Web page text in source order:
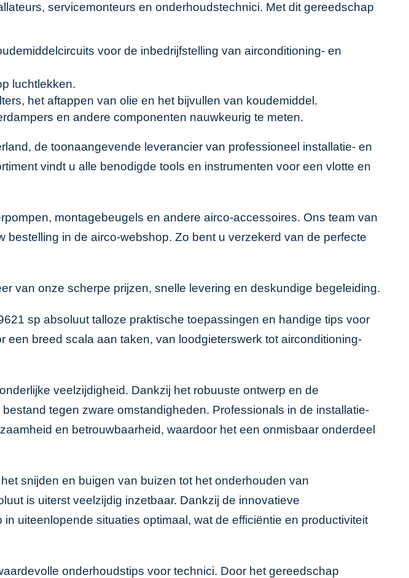
servicemonteurs en onderhoudstechnici. Met dit gereedschap
voor de inbedrijfstelling van airconditioning- en
luchtlekken.
het aftappen van olie en het bijvullen van koudemiddel.
en andere componenten nauwkeurig te meten.
, de toonaangevende leverancier van professioneel installatie- en
vindt u alle benodigde tools en instrumenten voor een vlotte en
montagebeugels en andere airco-accessoires. Ons team van
bestelling in de airco-webshop. Zo bent u verzekerd van de perfecte
van onze scherpe prijzen, snelle levering en deskundige begeleiding.
sp absoluut talloze praktische toepassingen en handige tips voor
breed scala aan taken, van loodgieterswerk tot airconditioning-
veelzijdigheid. Dankzij het robuuste ontwerp en de
tegen zware omstandigheden. Professionals in de installatie-
en betrouwbaarheid, waardoor het een onmisbaar onderdeel
snijden en buigen van buizen tot het onderhouden van
is uiterst veelzijdig inzetbaar. Dankzij de innovatieve
uiteenlopende situaties optimaal, wat de efficiëntie en productiviteit
onderhoudstips voor technici. Door het gereedschap